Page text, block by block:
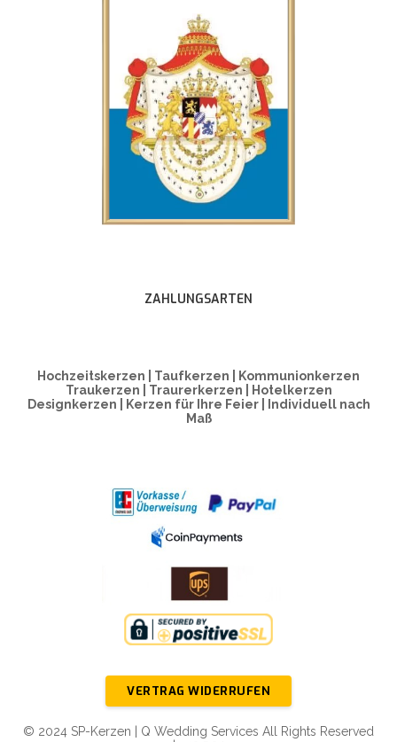
ZAHLUNGSARTEN
Hochzeitskerzen | Taufkerzen | Kommunionkerzen
Traukerzen | Traurerkerzen | Hotelkerzen
Designkerzen | Kerzen für Ihre Feier | Individuell nach
Maß
VERTRAG WIDERRUFEN
© 2024 SP-Kerzen | Q Wedding Services All Rights Reserved